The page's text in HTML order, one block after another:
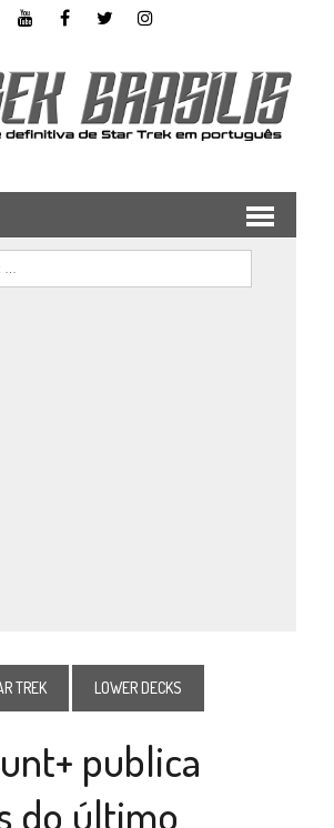
TREK LOWER DECKS
publica
do último